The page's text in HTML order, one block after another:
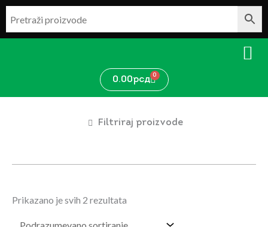
Pređi
sadržaj
0.00рсд 0
Cart
Filtriraj proizvode
Prikazano je svih 2 rezultata